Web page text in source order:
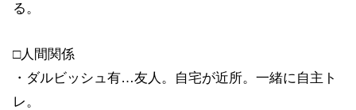
る。
□人間関係
・ダルビッシュ有…友人。自宅が近所。一緒に自主ト
レ。